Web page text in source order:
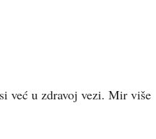
već u zdravoj vezi. Mir više